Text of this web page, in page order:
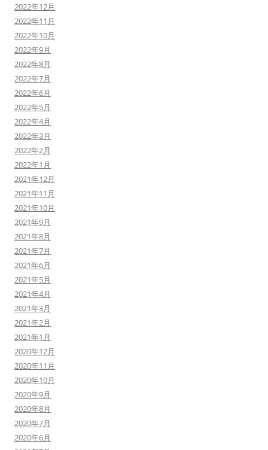
2022年12月
2022年11月
2022年10月
2022年9月
2022年8月
2022年7月
2022年6月
2022年5月
2022年4月
2022年3月
2022年2月
2022年1月
2021年12月
2021年11月
2021年10月
2021年9月
2021年8月
2021年7月
2021年6月
2021年5月
2021年4月
2021年3月
2021年2月
2021年1月
2020年12月
2020年11月
2020年10月
2020年9月
2020年8月
2020年7月
2020年6月